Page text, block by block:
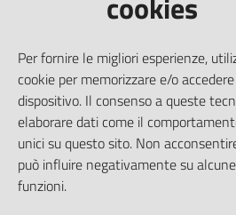
Per fornire le migliori esperienze,
cookie per memorizzare e/o
dispositivo. Il consenso a queste
elaborare dati come il
unici su questo sito. Non
può influire negativamente su
funzioni.
Segnalazione disservizio
Amministrazione trasparente
Informativa privacy
Note legali
Dichiarazione di accessibilità
Piano di miglioramento del sito